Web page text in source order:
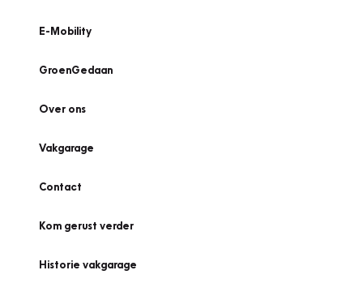
E-Mobility
GroenGedaan
Over ons
Vakgarage
Contact
Kom gerust verder
Historie vakgarage